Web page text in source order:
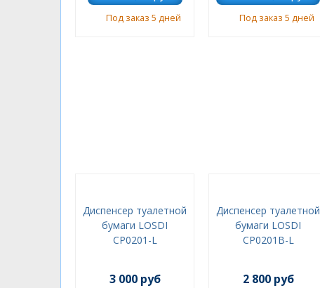
Под заказ 5 дней Под заказ 5 дней
Диспенсер туалетной
бумаги LOSDI
CP0201-L
3 000 руб
Диспенсер туалетной
бумаги LOSDI
CP0201B-L
2 800 руб